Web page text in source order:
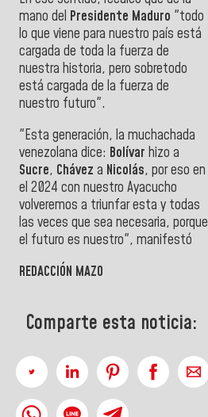
mano del Presidente Maduro "todo
lo que viene para nuestro país está
cargada de toda la fuerza de
nuestra historia, pero sobretodo
está cargada de la fuerza de
nuestro futuro".
"Esta generación, la muchachada
venezolana dice: Bolívar hizo a
Sucre, Chávez a Nicolás, por eso en
el 2024 con nuestro Ayacucho
volveremos a triunfar esta y todas
las veces que sea necesaria, porque
el futuro es nuestro", manifestó
REDACCIÓN MAZO
Comparte esta noticia: